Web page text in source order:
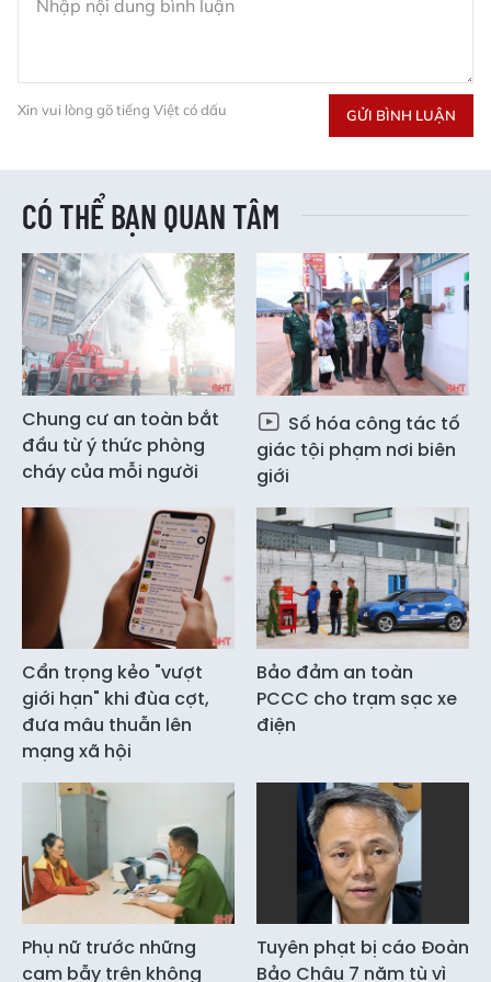
Xin vui lòng gõ tiếng Việt có dấu GỬI BÌNH LUẬN
CÓ THỂ BẠN QUAN TÂM
Chung cư an toàn bắt
đầu từ ý thức phòng
cháy của mỗi người
Số hóa công tác tố
giác tội phạm nơi biên
giới
Cẩn trọng kẻo "vượt
giới hạn" khi đùa cợt,
đưa mâu thuẫn lên
mạng xã hội
Bảo đảm an toàn
PCCC cho trạm sạc xe
điện
Phụ nữ trước những
cạm bẫy trên không
Tuyên phạt bị cáo Đoàn
Bảo Châu 7 năm tù vì